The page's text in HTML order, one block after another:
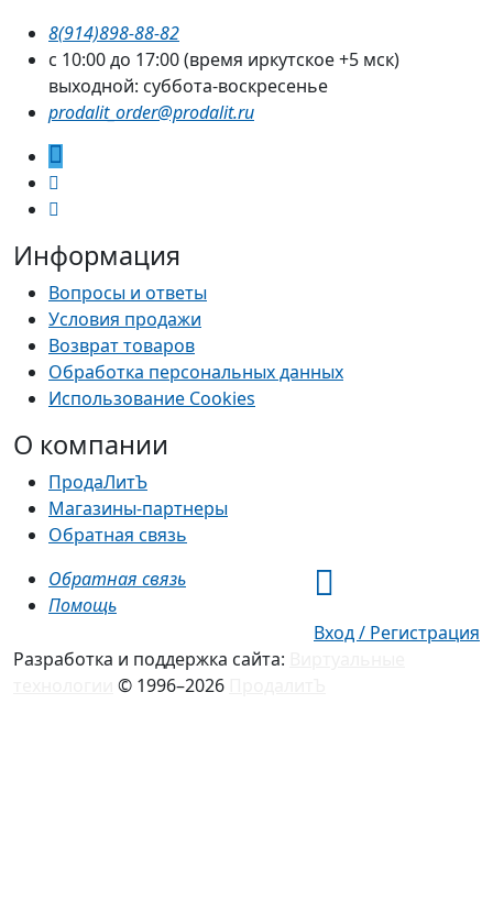
8(914)898-88-82
с 10:00 до 17:00 (время иркутское +5 мск)
выходной: суббота-воскресенье
prodalit_order@prodalit.ru
Информация
Вопросы и ответы
Условия продажи
Возврат товаров
Обработка персональных данных
Использование Cookies
О компании
ПродаЛитЪ
Магазины-партнеры
Обратная связь
Обратная связь
Помощь
Вход / Регистрация
Разработка и поддержка сайта:
© 1996–2026